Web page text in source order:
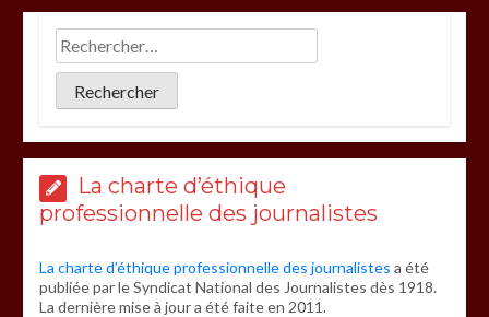
La charte d’éthique
professionnelle des journalistes
La charte d’éthique professionnelle des journalistes a été
publiée par le Syndicat National des Journalistes dès 1918.
La dernière mise à jour a été faite en 2011.